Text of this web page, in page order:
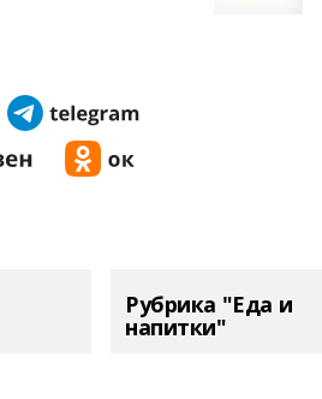
Рубрика "Еда и
напитки"